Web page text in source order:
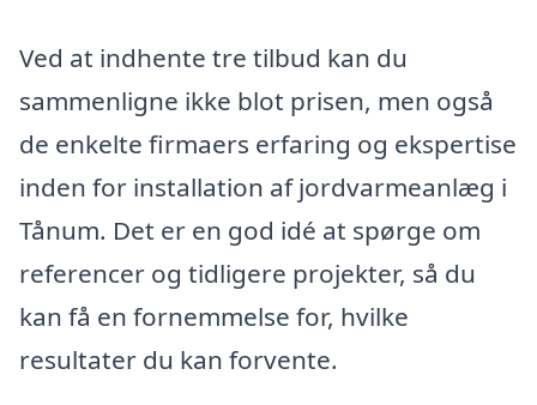
Ved at indhente tre tilbud kan du
sammenligne ikke blot prisen, men også
de enkelte firmaers erfaring og ekspertise
inden for installation af jordvarmeanlæg i
Tånum. Det er en god idé at spørge om
referencer og tidligere projekter, så du
kan få en fornemmelse for, hvilke
resultater du kan forvente.